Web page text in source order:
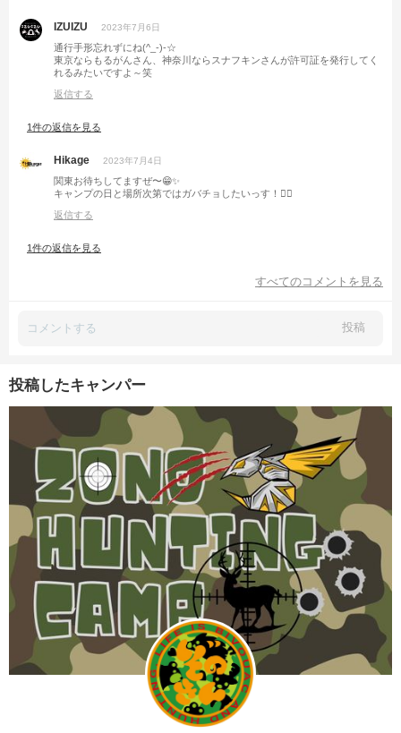
IZUIZU 2023年7月6日
通行手形忘れずにね(^_-)-☆
東京ならもるがんさん、神奈川ならスナフキンさんが許可証を発行してく
れるみたいですよ～笑
返信する
1件の返信を見る
Hikage 2023年7月4日
関東お待ちしてますぜ〜😁✨
キャンプの日と場所次第ではガバチョしたいっす！🙇‍♂️
返信する
1件の返信を見る
すべてのコメントを見る
投稿
投稿したキャンパー